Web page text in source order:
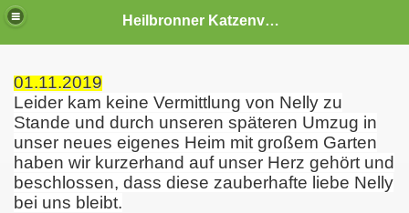
Heilbronner Katzenvermittlung
01.11.2019
Leider kam keine Vermittlung von Nelly zu
Stande und durch unseren späteren Umzug in
unser neues eigenes Heim mit großem Garten
haben wir kurzerhand auf unser Herz gehört und
beschlossen, dass diese zauberhafte liebe Nelly
bei uns bleibt.